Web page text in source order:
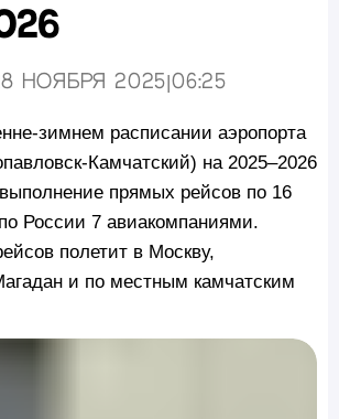
ноября 2025 06:25
зимнем расписании аэропорта
Камчатский) на 2025–2026
прямых рейсов по 16
России 7 авиакомпаниями.
полетит в Москву,
и по местным камчатским